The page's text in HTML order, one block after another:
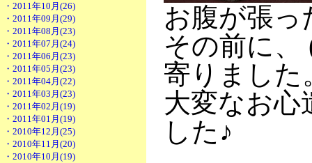
・2011年10月(26)
・2011年09月(29)
・2011年08月(23)
・2011年07月(24)
・2011年06月(23)
・2011年05月(23)
・2011年04月(22)
・2011年03月(23)
・2011年02月(19)
・2011年01月(19)
・2010年12月(25)
・2010年11月(20)
・2010年10月(19)
お腹が張
その前に、
寄りました
大変なお心
した♪